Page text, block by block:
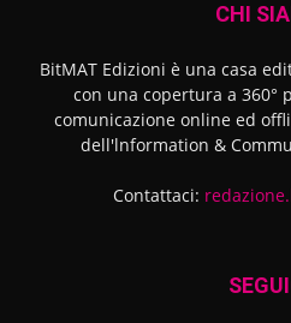
CHI
BitMAT Edizioni è una casa
con una copertura a 360°
comunicazione online ed
dell'lnformation &
Contattaci: